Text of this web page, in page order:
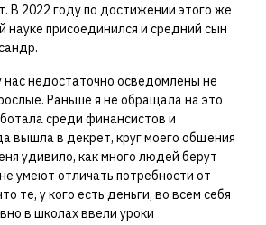
В 2022 году по достижении этого же
науке присоединился и средний сын
недостаточно осведомлены не
Раньше я не обращала на это
среди финансистов и
вышла в декрет, круг моего общения
удивило, как много людей берут
умеют отличать потребности от
те, у кого есть деньги, во всем себя
в школах ввели уроки